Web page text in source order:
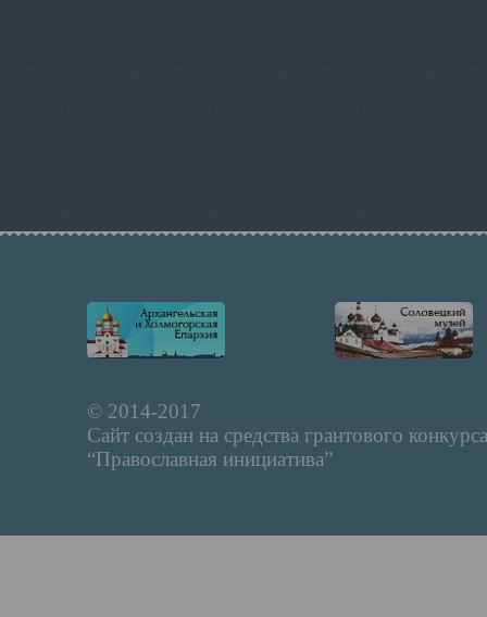
© 2014-2017
Сайт создан на средства грантового конкурса
“Православная инициатива”